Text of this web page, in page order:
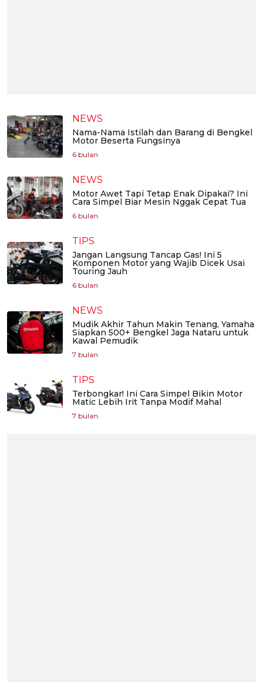
NEWS
Nama-Nama Istilah dan Barang di Bengkel
Motor Beserta Fungsinya
6 bulan
NEWS
Motor Awet Tapi Tetap Enak Dipakai? Ini
Cara Simpel Biar Mesin Nggak Cepat Tua
6 bulan
TIPS
Jangan Langsung Tancap Gas! Ini 5
Komponen Motor yang Wajib Dicek Usai
Touring Jauh
6 bulan
NEWS
Mudik Akhir Tahun Makin Tenang, Yamaha
Siapkan 500+ Bengkel Jaga Nataru untuk
Kawal Pemudik
7 bulan
TIPS
Terbongkar! Ini Cara Simpel Bikin Motor
Matic Lebih Irit Tanpa Modif Mahal
7 bulan